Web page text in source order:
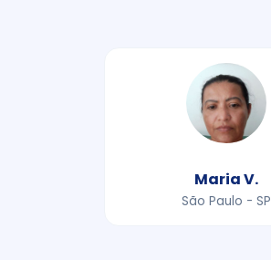
Maria V.
São Paulo - SP